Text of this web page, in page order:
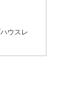
ウスレ